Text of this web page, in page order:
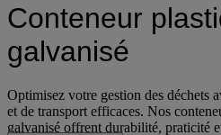
Conteneur
galvanisé
Optimisez votre gestion des déchets
et de transport efficaces. Nos
galvanisé offrent durabilité, praticité